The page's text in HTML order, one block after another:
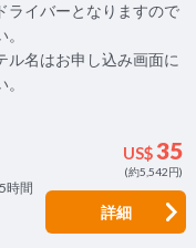
ライバーとなりますので
名はお申し込み画面に
US$35
(約5,542円)
時間
詳細